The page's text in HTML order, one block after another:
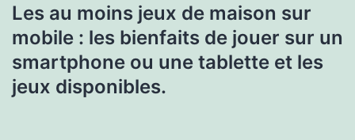
Les au moins jeux de maison sur
mobile : les bienfaits de jouer sur un
smartphone ou une tablette et les
jeux disponibles.